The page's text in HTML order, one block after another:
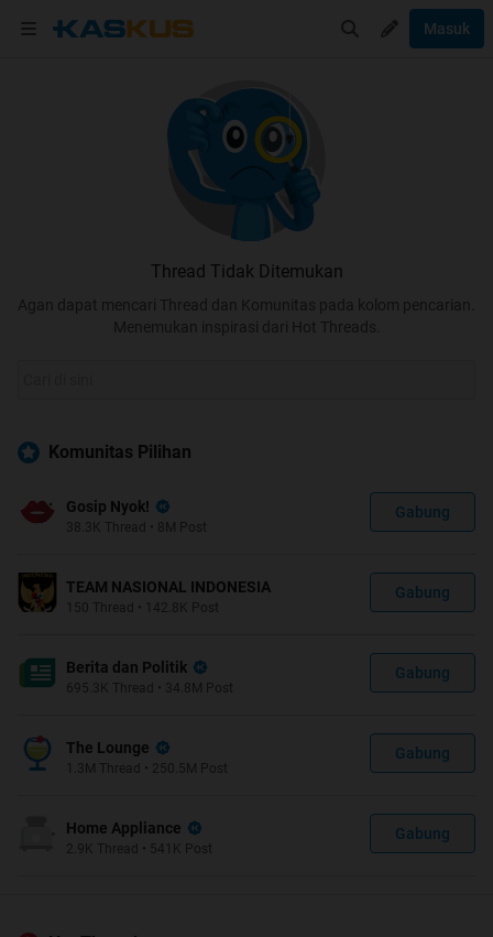
Masuk
Thread Tidak Ditemukan
Agan dapat mencari Thread dan Komunitas pada kolom pencarian.
Menemukan inspirasi dari Hot Threads.
Komunitas Pilihan
Gosip Nyok!
38.3K Thread • 8M Post
Gabung
TEAM NASIONAL INDONESIA
150 Thread • 142.8K Post
Gabung
Berita dan Politik
695.3K Thread • 34.8M Post
Gabung
The Lounge
1.3M Thread • 250.5M Post
Gabung
Home Appliance
2.9K Thread • 541K Post
Gabung